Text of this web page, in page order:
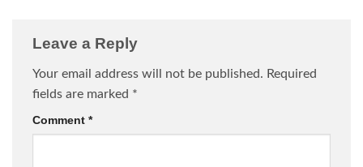
Leave a Reply
Your email address will not be published. Required
fields are marked *
Comment *